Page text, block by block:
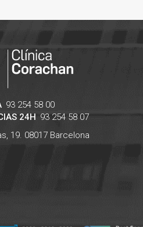
93 254 58 00
24H
93 254 58 07
19. 08017 Barcelona